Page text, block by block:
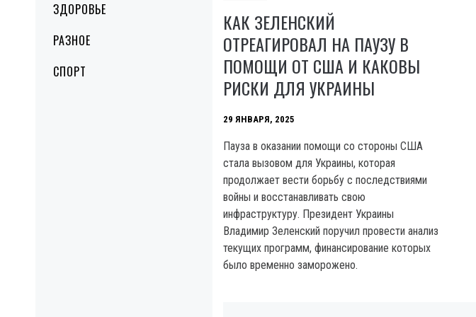
ЗДОРОВЬЕ
РАЗНОЕ
СПОРТ
КАК ЗЕЛЕНСКИЙ
ОТРЕАГИРОВАЛ НА ПАУЗУ В
ПОМОЩИ ОТ США И КАКОВЫ
РИСКИ ДЛЯ УКРАИНЫ
29 ЯНВАРЯ, 2025
Пауза в оказании помощи со стороны США
стала вызовом для Украины, которая
продолжает вести борьбу с последствиями
войны и восстанавливать свою
инфраструктуру. Президент Украины
Владимир Зеленский поручил провести анализ
текущих программ, финансирование которых
было временно заморожено.